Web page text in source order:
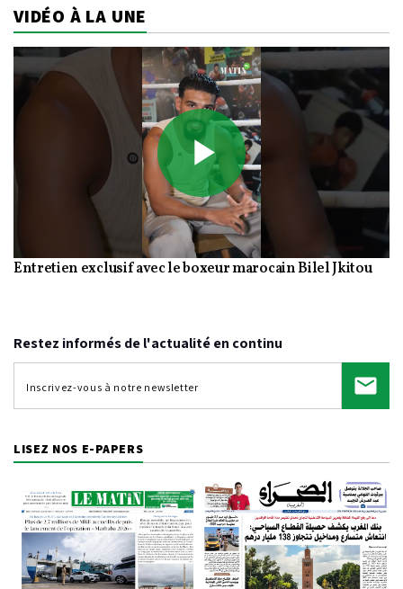
VIDÉO À LA UNE
Play
Video
Entretien exclusif avec le boxeur marocain Bilel Jkitou
Restez informés de l'actualité en continu
LISEZ NOS E-PAPERS